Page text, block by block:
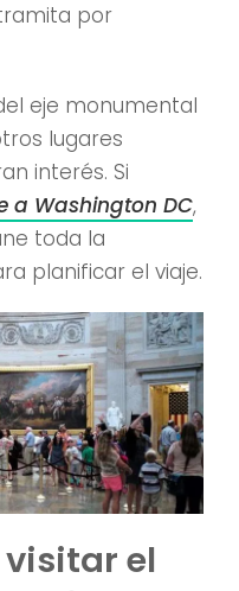
por
eje monumental
lugares
interés. Si
a Washington DC,
toda la
planificar el viaje.
el